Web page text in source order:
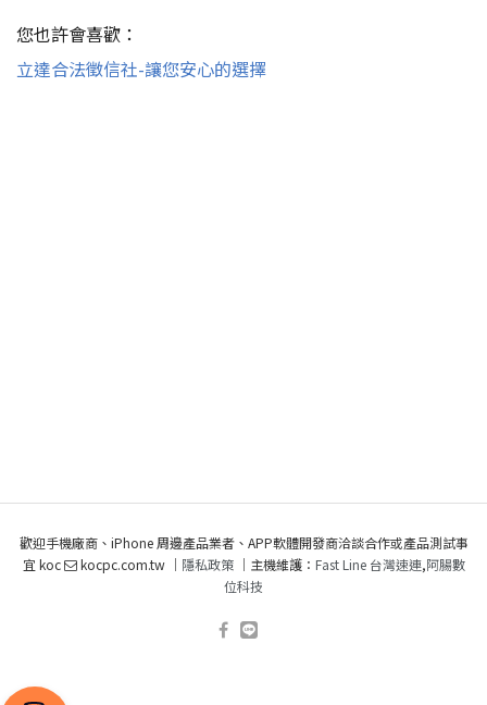
您也許會喜歡：
立達合法徵信社-讓您安心的選擇
歡迎手機廠商、iPhone 周邊產品業者、APP軟體開發商洽談合作或產品測試事
宜 koc
kocpc.com.tw ｜ 隱私政策｜主機維護： Fast Line 台灣速連,阿腸數
位科技